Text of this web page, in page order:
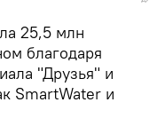
25,5 млн
благодаря
"Друзья" и
SmartWater и